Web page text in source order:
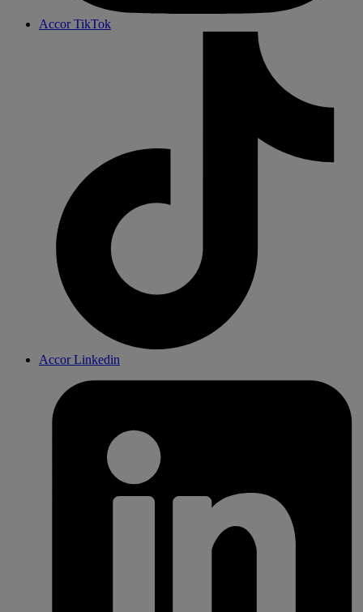
Accor TikTok
Accor Linkedin